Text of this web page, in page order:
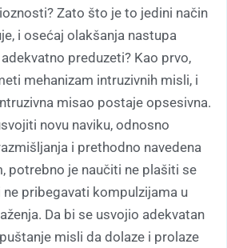
Zato što je to jedini način
i osećaj olakšanja nastupa
preduzeti? Kao prvo,
mehanizam intruzivnih misli, i
misao postaje opsesivna.
novu naviku, odnosno
i prethodno navedena
potrebno je naučiti ne plašiti se
pribegavati kompulzijama u
Da bi se usvojio adekvatan
misli da dolaze i prolaze